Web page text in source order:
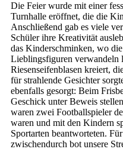
Die Feier wurde mit einer
Turnhalle eröffnet, die die
Anschließend gab es viele
Schüler ihre Kreativität
das Kinderschminken, wo
Lieblingsfiguren verwandeln
Riesenseifenblasen kreiert,
für strahlende Gesichter
ebenfalls gesorgt: Beim
Geschick unter Beweis
waren zwei Footballspieler
waren und mit den Kindern
Sportarten beantworteten.
zwischendurch bot unsere